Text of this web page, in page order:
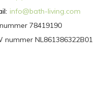
info@bath-living.com
78419190
nummer NL861386322B01